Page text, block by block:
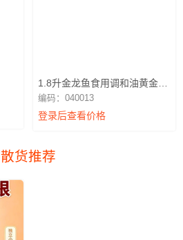
1.8升金龙鱼食用调和油黄金比
例
编码：040013
登录后查看价格
散货推荐